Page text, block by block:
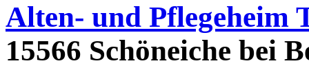
Alten- und Pflegeheim
15566 Schöneiche bei